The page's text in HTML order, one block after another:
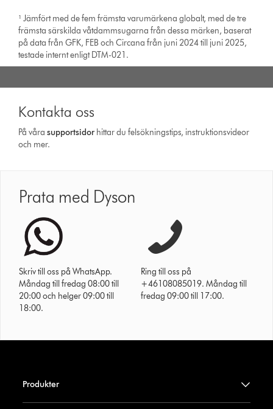
¹ Jämfört med de fem främsta varumärkena globalt, med de tre
främsta särskilda våtdammsugarna från dessa märken, baserat
på data från GFK, FEB och Circana från juni 2024 till juni 2025,
testade internt enligt DTM-021.
Kontakta oss
På vårasupport­sidor hittar du felsökningstips, instruktionsvideor
och mer.
Prata med Dyson
Skriv till oss på WhatsApp.
Måndag till fredag 08:00 till
20:00 och helger 09:00 till
18:00.
Ring till oss på
+46108085019. Måndag till
fredag 09:00 till 17:00.
Produkter